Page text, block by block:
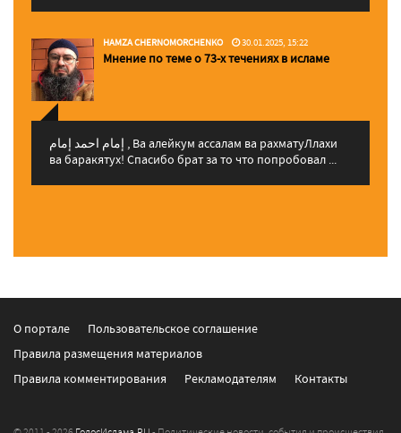
HAMZA CHERNOMORCHENKO 30.01.2025, 15:22
Мнение по теме о 73-х течениях в исламе
إمام احمد إمام , Ва алейкум ассалам ва рахматуЛлахи
ва баракятух! Спасибо брат за то что попробовал ...
О портале
Пользовательское соглашение
Правила размещения материалов
Правила комментирования
Рекламодателям Контакты